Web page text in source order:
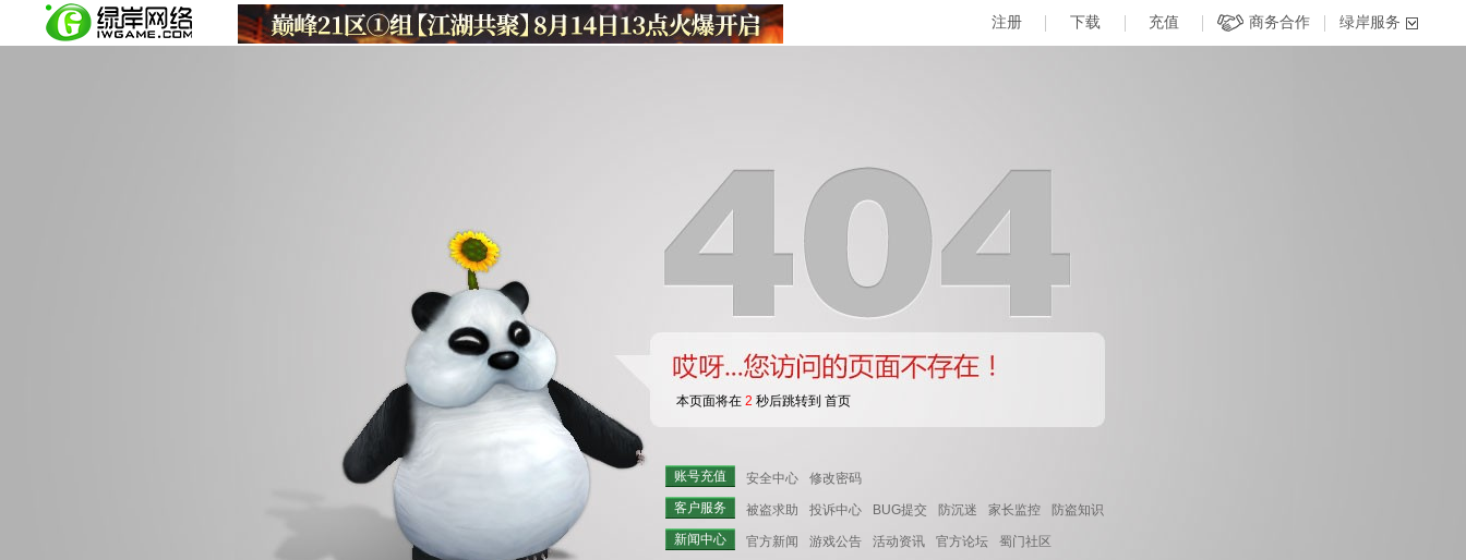
本页面将在 2 秒后跳转到 首页
账号充值 安全中心
修改密码
客户服务
被盗求助 投诉中心 BUG提交 防沉迷 家长监控
防盗知识
新闻中心
官方新闻 游戏公告 活动资讯 官方论坛 蜀门社区